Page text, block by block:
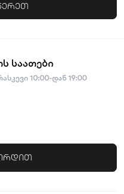
საათები
10:00-დან 19:00